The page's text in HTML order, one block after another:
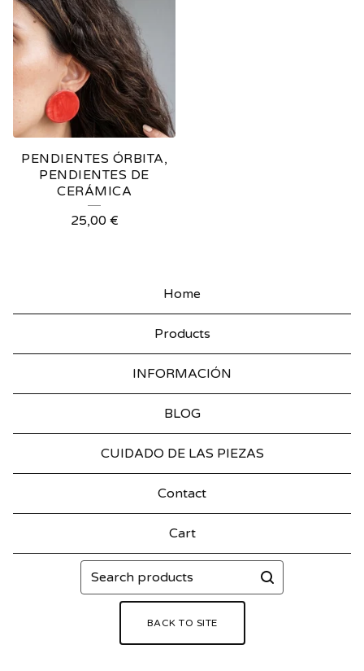
PENDIENTES ÓRBITA,
PENDIENTES DE
CERÁMICA
25,00 €
Home
Products
INFORMACIÓN
BLOG
CUIDADO DE LAS PIEZAS
Contact
Cart
Search
products
BACK TO SITE